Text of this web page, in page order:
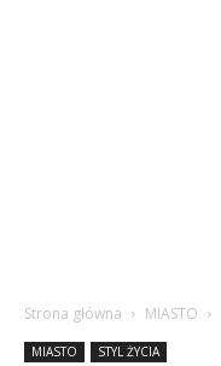
Strona główna MIASTO
MIASTO STYL ŻYCIA